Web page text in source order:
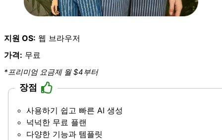
지원 OS: 웹 브라우저
가격: 무료
*프리미엄 요금제 월 $4부터
장점
사용하기 쉽고 빠른 AI 생성
넉넉한 무료 플랜
다양한 기능과 템플릿